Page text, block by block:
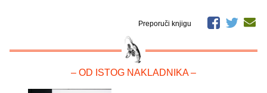
Preporuči knjigu
– OD ISTOG NAKLADNIKA –